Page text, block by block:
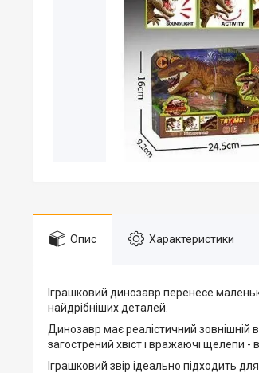
Опис Характеристики
Іграшковий динозавр перенесе
найдрібніших деталей.
Динозавр має реалістичний зовнішній
загострений хвіст і вражаючі щелепи -
Іграшковий звір ідеально підходить